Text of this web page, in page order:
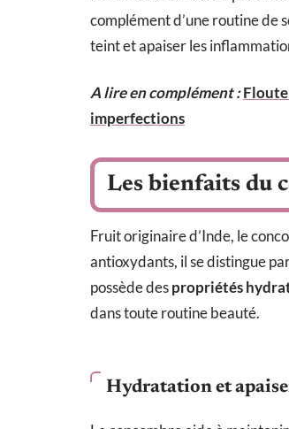
complément d’une routine de
teint et apaiser les
A lire en complément :
imperfections
Les bienfaits du
Fruit originaire d’Inde, le
antioxydants, il se distingue
possède despropriétés
dans toute routine beauté.
Hydratation et